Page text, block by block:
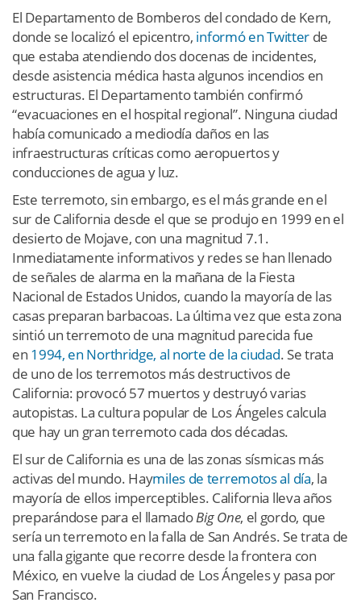
El Departamento de Bomberos del condado de Kern,
donde se localizó el epicentro, informó en Twitter de
que estaba atendiendo dos docenas de incidentes,
desde asistencia médica hasta algunos incendios en
estructuras. El Departamento también confirmó
“evacuaciones en el hospital regional”. Ninguna ciudad
había comunicado a mediodía daños en las
infraestructuras críticas como aeropuertos y
conducciones de agua y luz.
Este terremoto, sin embargo, es el más grande en el
sur de California desde el que se produjo en 1999 en el
desierto de Mojave, con una magnitud 7.1.
Inmediatamente informativos y redes se han llenado
de señales de alarma en la mañana de la Fiesta
Nacional de Estados Unidos, cuando la mayoría de las
casas preparan barbacoas. La última vez que esta zona
sintió un terremoto de una magnitud parecida fue
en 1994, en Northridge, al norte de la ciudad. Se trata
de uno de los terremotos más destructivos de
California: provocó 57 muertos y destruyó varias
autopistas. La cultura popular de Los Ángeles calcula
que hay un gran terremoto cada dos décadas.
El sur de California es una de las zonas sísmicas más
activas del mundo. Haymiles de terremotos al día, la
mayoría de ellos imperceptibles. California lleva años
preparándose para el llamadoBig One, el gordo, que
sería un terremoto en la falla de San Andrés. Se trata de
una falla gigante que recorre desde la frontera con
México, en vuelve la ciudad de Los Ángeles y pasa por
San Francisco.